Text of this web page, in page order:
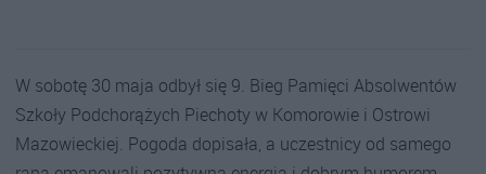
W sobotę 30 maja odbył się 9. Bieg Pamięci Absolwentów
Szkoły Podchorążych Piechoty w Komorowie i Ostrowi
Mazowieckiej. Pogoda dopisała, a uczestnicy od samego